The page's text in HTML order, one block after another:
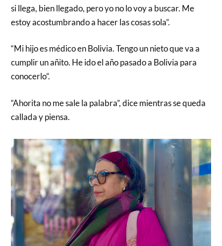
si llega, bien llegado, pero yo no lo voy a buscar. Me
estoy acostumbrando a hacer las cosas sola”.
“Mi hijo es médico en Bolivia. Tengo un nieto que va a
cumplir un añito. He ido el año pasado a Bolivia para
conocerlo”.
“Ahorita no me sale la palabra”, dice mientras se queda
callada y piensa.